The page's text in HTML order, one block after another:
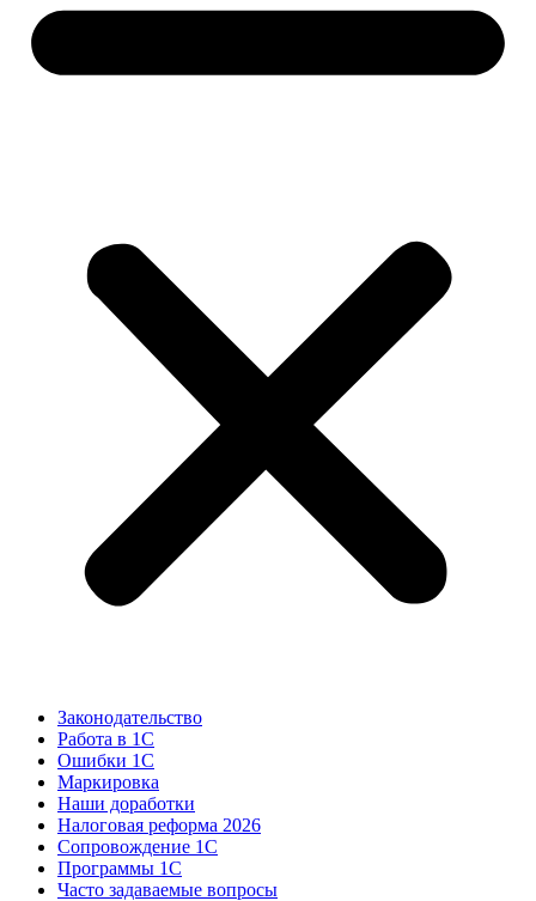
Законодательство
Работа в 1С
Ошибки 1С
Маркировка
Наши доработки
Налоговая реформа 2026
Сопровождение 1С
Программы 1С
Часто задаваемые вопросы